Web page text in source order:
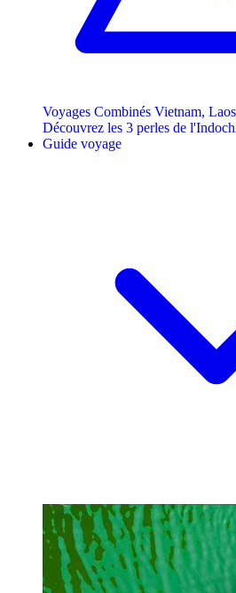
Voyages Combinés Vietnam,
Découvrez les 3 perles de
Guide voyage